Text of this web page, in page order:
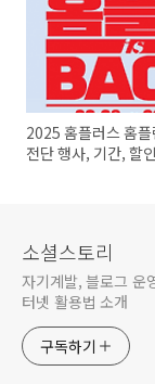
2025 홈플러스 홈플
전단 행사, 기간, 할
소셜스토리
자기계발, 블로그 운
터넷 활용법 소개
구독하기